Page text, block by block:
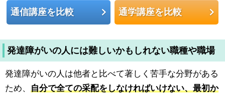
通信講座を比較 通学講座を比較
発達障がいの人には難しいかもしれない職種や職場
発達障がいの人は他者と比べて著しく苦手な分野がある
ため、
自分で全ての采配をしなければいけない、最初か